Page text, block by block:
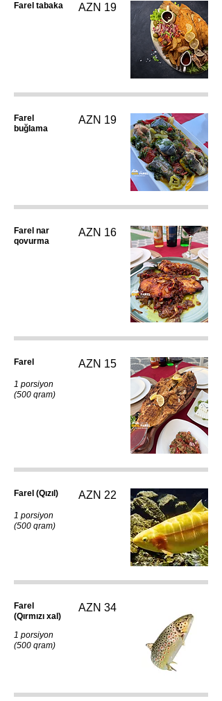
Farel tabaka AZN 19
Farel
buğlama
AZN 19
Farel nar
qovurma
AZN 16
Farel
1 porsiyon
(500 qram)
AZN 15
Farel (Qızıl)
1 porsiyon
(500 qram)
AZN 22
Farel
(Qırmızı xal)
1 porsiyon
(500 qram)
AZN 34